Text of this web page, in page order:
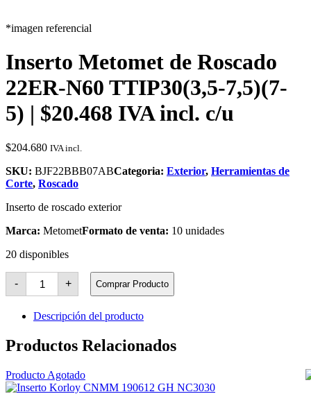
*imagen referencial
Inserto Metomet de Roscado
22ER-N60 TTIP30(3,5-7,5)(7-
5) | $20.468 IVA incl. c/u
$204.680 IVA incl.
SKU: BJF22BBB07ABCategoria: Exterior, Herramientas de
Corte, Roscado
Inserto de roscado exterior
Marca: MetometFormato de venta: 10 unidades
20 disponibles
-
Inserto
Metomet
de
Roscado
22ER-
TTIP30(3,5-
7,5)
5)
cantidad
+ Comprar Producto
Descripción del producto
Productos Relacionados
Producto Agotado